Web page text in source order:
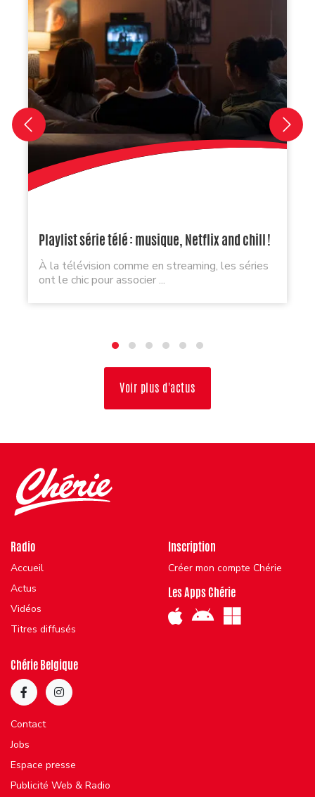
Playlist série télé : musique, Netflix and chill !
À la télévision comme en streaming, les séries
ont le chic pour associer ...
Voir plus d'actus
Radio
Accueil
Actus
Vidéos
Titres diffusés
Inscription
Créer mon compte Chérie
Les Apps Chérie
Chérie Belgique
Contact
Jobs
Espace presse
Publicité Web & Radio